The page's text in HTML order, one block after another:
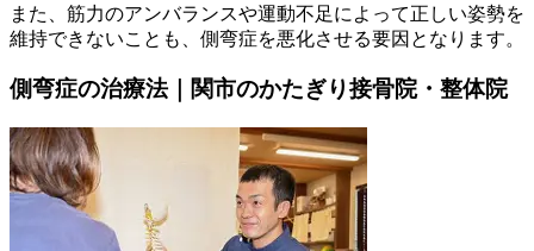
また、筋力のアンバランスや運動不足によって正しい姿勢を
維持できないことも、側弯症を悪化させる要因となります。
側弯症の治療法｜関市のかたぎり接骨院・整体院